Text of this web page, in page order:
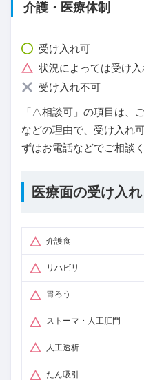
介護・医療体制
受け入れ可
状況によっては受け
受け入れ不可
「△相談可」の項目は、
などの理由で、受け入れ
ずはお電話などでご相談く
医療面の受け入れ
介護食
リハビリ
胃ろう
ストーマ・人工肛門
人工透析
たん吸引